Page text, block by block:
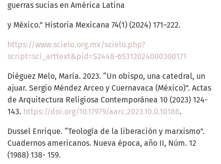
guerras sucias en América Latina
y México.” Historia Mexicana 74(1) (2024) 171–222.
https://www.scielo.org.mx/scielo.php?
script=sci_arttext&pid=S2448-65312024000300171
Diéguez Melo, María. 2023. “Un obispo, una catedral, un
ajuar. Sergio Méndez Arceo y Cuernavaca (México)”. Actas
de Arquitectura Religiosa Contemporánea 10 (2023) 124-
143. https://doi.org/10.17979/aarc.2023.10.0.10186.
Dussel Enrique. “Teología de la liberación y marxismo”.
Cuadernos americanos. Nueva época, año II, Núm. 12
(1988) 138- 159.